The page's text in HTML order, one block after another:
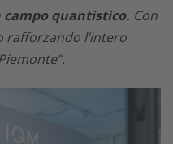
quantistico. Con
rafforzando l’intero